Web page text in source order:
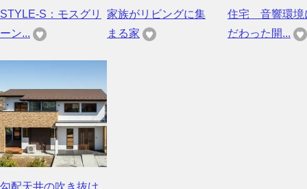
STYLE-S：モスグリ
ーン...
家族がリビングに集
まる家
住宅 音響環境
だわった開...
勾配天井の吹き抜け